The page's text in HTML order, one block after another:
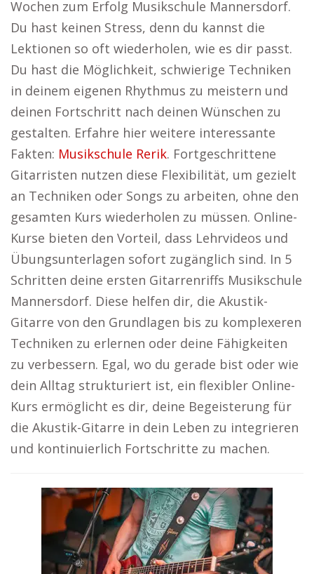
Wochen zum Erfolg Musikschule Mannersdorf.
Du hast keinen Stress, denn du kannst die
Lektionen so oft wiederholen, wie es dir passt.
Du hast die Möglichkeit, schwierige Techniken
in deinem eigenen Rhythmus zu meistern und
deinen Fortschritt nach deinen Wünschen zu
gestalten. Erfahre hier weitere interessante
Fakten: Musikschule Rerik. Fortgeschrittene
Gitarristen nutzen diese Flexibilität, um gezielt
an Techniken oder Songs zu arbeiten, ohne den
gesamten Kurs wiederholen zu müssen. Online-
Kurse bieten den Vorteil, dass Lehrvideos und
Übungsunterlagen sofort zugänglich sind. In 5
Schritten deine ersten Gitarrenriffs Musikschule
Mannersdorf. Diese helfen dir, die Akustik-
Gitarre von den Grundlagen bis zu komplexeren
Techniken zu erlernen oder deine Fähigkeiten
zu verbessern. Egal, wo du gerade bist oder wie
dein Alltag strukturiert ist, ein flexibler Online-
Kurs ermöglicht es dir, deine Begeisterung für
die Akustik-Gitarre in dein Leben zu integrieren
und kontinuierlich Fortschritte zu machen.